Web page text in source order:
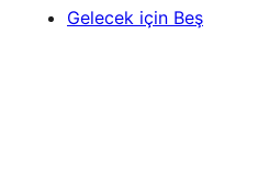
Gelecek için Beş